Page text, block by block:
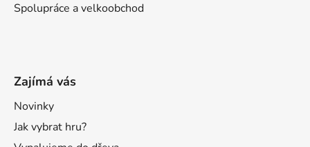
Spolupráce a velkoobchod
Zajímá vás
Novinky
Jak vybrat hru?